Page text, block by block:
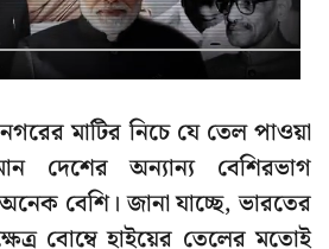
মাটির নিচে যে তেল পাওয়া
দেশের অন্যান্য বেশিরভাগ
বেশি। জানা যাচ্ছে, ভারতের
বোম্বে হাইয়ের তেলের মতোই